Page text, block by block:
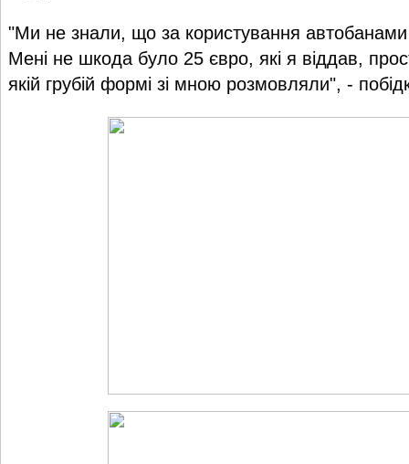
"Ми не знали, що за користування
Мені не шкода було 25 євро, які я віддав,
якій грубій формі зі мною розмовляли", -